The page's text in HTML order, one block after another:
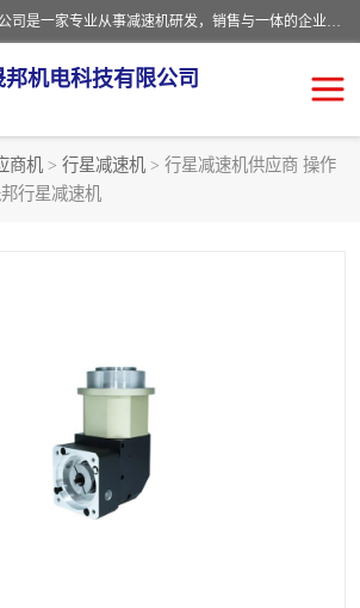
上海精晟邦机电科技有限公司是一家专业从事减速机研发，销售与一体的企业。公司拥有资深技术人员和技术团队服务人才，致力于为广大客户提供专业，细致的产品服务。主营产品有：中型减速电机，微型调速电机，精密行星减速机，蜗轮蜗杆减速机，RFKS四大系列减速机，SKM双曲面齿轮减速机，齿轮减速电机，行星减速机，防爆电机，变频器等系列；产品广泛用于汽车，船舶，能源，环保，包装，物流等领域，欢迎咨询。
邦机电科技有限公司
商机 > 行星减速机 > 行星减速机供应商 操作
行星减速机
精晟邦微型齿轮减速电机
晟邦电机
东元电机